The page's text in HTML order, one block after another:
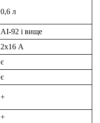
0,6 л
АІ-92 і вище
2х16 А
є
є
+
+